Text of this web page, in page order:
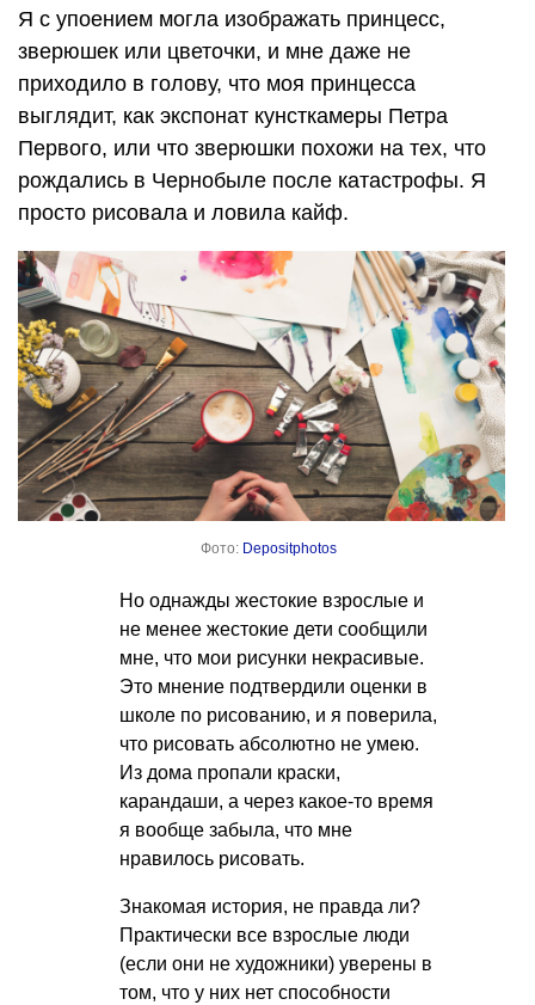
Я с упоением могла изображать принцесс,
зверюшек или цветочки, и мне даже не
приходило в голову, что моя принцесса
выглядит, как экспонат кунсткамеры Петра
Первого, или что зверюшки похожи на тех, что
рождались в Чернобыле после катастрофы. Я
просто рисовала и ловила кайф.
Фото: Depositphotos
Но однажды жестокие взрослые и
не менее жестокие дети сообщили
мне, что мои рисунки некрасивые.
Это мнение подтвердили оценки в
школе по рисованию, и я поверила,
что рисовать абсолютно не умею.
Из дома пропали краски,
карандаши, а через какое-то время
я вообще забыла, что мне
нравилось рисовать.
Знакомая история, не правда ли?
Практически все взрослые люди
(если они не художники) уверены в
том, что у них нет способности